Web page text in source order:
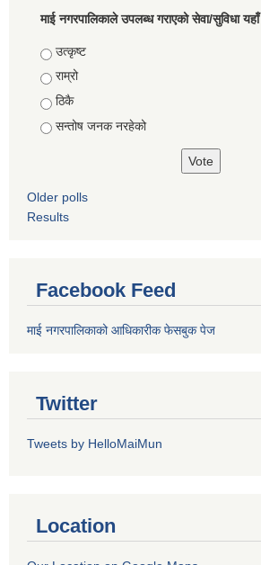
माई नगरपालिकाले उपलब्ध गराएको सेवा/सुविधा
Choices
उत्कृष्ट
राम्रो
ठिकै
सन्तोष जनक नरहेको
Older polls
Results
Facebook Feed
माई नगरपालिकाको आधिकारीक फेसबुक पेज
Twitter
Tweets by HelloMaiMun
Location